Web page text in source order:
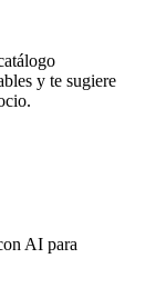
y te sugiere
AI para